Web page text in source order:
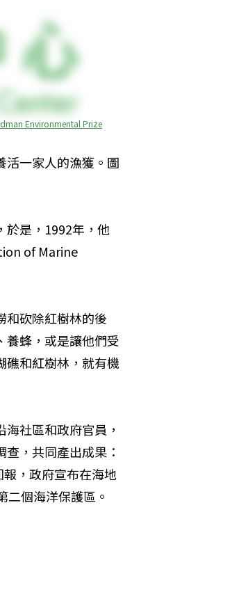
Environmental Prize
活一家人的漁獲。圖
於是，1992年，他
of Marine
和砍除紅樹林的後
養蜂，或是讓他們受
礁和紅樹林，就有機
社區和政府官員，
，共同產出成果：
，政府宣布在海地
個海洋保護區。